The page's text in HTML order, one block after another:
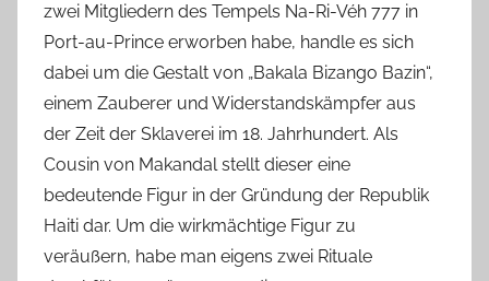
zwei Mitgliedern des Tempels Na-Ri-Véh 777 in
Port-au-Prince erworben habe, handle es sich
dabei um die Gestalt von „Bakala Bizango Bazin“,
einem Zauberer und Widerstandskämpfer aus
der Zeit der Sklaverei im 18. Jahrhundert. Als
Cousin von Makandal stellt dieser eine
bedeutende Figur in der Gründung der Republik
Haiti dar. Um die wirkmächtige Figur zu
veräußern, habe man eigens zwei Rituale